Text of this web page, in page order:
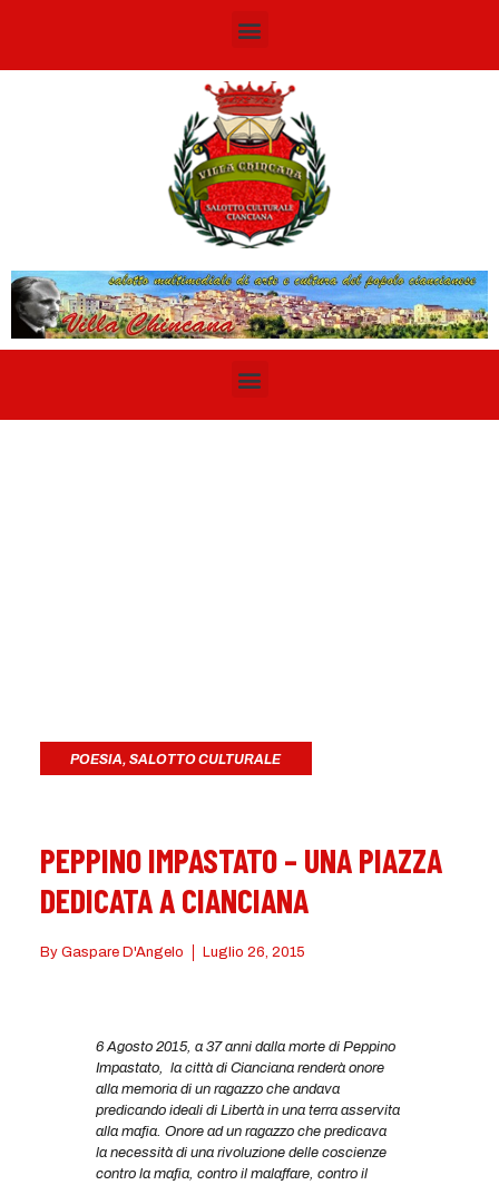
POESIA, SALOTTO CULTURALE
PEPPINO IMPASTATO – UNA PIAZZA
DEDICATA A CIANCIANA
ByGaspare D'Angelo Luglio 26, 2015
6 Agosto 2015, a 37 anni dalla morte di Peppino
Impastato, la città di Cianciana renderà onore
alla memoria di un ragazzo che andava
predicando ideali di Libertà in una terra asservita
alla mafia. Onore ad un ragazzo che predicava
la necessità di una rivoluzione delle coscienze
contro la mafia, contro il malaffare, contro il